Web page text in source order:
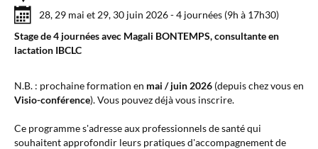
28, 29 mai et 29, 30 juin 2026 - 4 journées (9h à 17h30)
Stage de 4 journées avec Magali BONTEMPS, consultante en
lactation IBCLC
N.B. : prochaine formation en mai / juin 2026 (depuis chez vous en
Visio-conférence). Vous pouvez déjà vous inscrire.
Ce programme s'adresse aux professionnels de santé qui
souhaitent approfondir leurs pratiques d'accompagnement de